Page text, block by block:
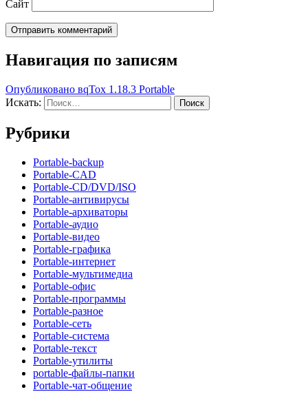
Сайт
Навигация по записям
Опубликовано вqTox 1.18.3 Portable
Искать:
Поиск
Рубрики
Portable-backup
Portable-CAD
Portable-CD/DVD/ISO
Portable-антивирусы
Portable-архиваторы
Portable-аудио
Portable-видео
Portable-графика
Portable-интернет
Portable-мультимедиа
Portable-офис
Portable-программы
Portable-разное
Portable-сеть
Portable-система
Portable-текст
Portable-утилиты
portable-файлы-папки
Portable-чат-общение